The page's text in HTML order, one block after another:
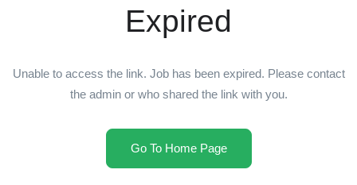
Expired
Unable to access the link. Job has been expired. Please contact
the admin or who shared the link with you.
Go To Home Page